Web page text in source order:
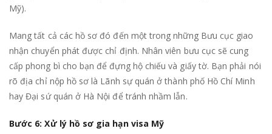
Mỹ).
Mang tất cả các hồ sơ đó đến một trong những Bưu cục giao
nhận chuyển phát được chỉ định. Nhân viên bưu cục sẽ cung
cấp phong bì cho bạn để đựng hộ chiếu và giấy tờ. Bạn phải nói
rõ địa chỉ nộp hồ sơ là Lãnh sự quán ở thành phố Hồ Chí Minh
hay Đại sứ quán ở Hà Nội để tránh nhầm lẫn.
Bước 6: Xử lý hồ sơ gia hạn visa Mỹ